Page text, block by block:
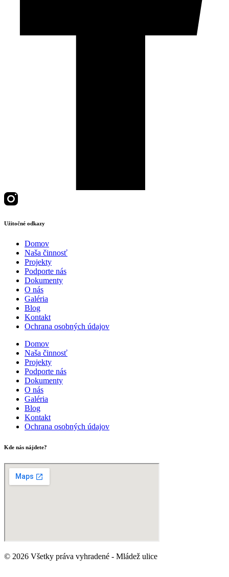
Užitočné odkazy
Domov
Naša činnosť
Projekty
Podporte nás
Dokumenty
O nás
Galéria
Blog
Kontakt
Ochrana osobných údajov
Domov
Naša činnosť
Projekty
Podporte nás
Dokumenty
O nás
Galéria
Blog
Kontakt
Ochrana osobných údajov
Kde nás nájdete?
© 2026 Všetky práva vyhradené - Mládež ulice